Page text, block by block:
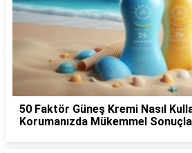
50 Faktör Güneş Kremi Nasıl
Korumanızda Mükemmel